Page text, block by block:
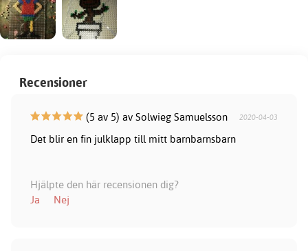
Recensioner
(5 av 5) av Solwieg Samuelsson 2020-04-03
Det blir en fin julklapp till mitt barnbarnsbarn
Hjälpte den här recensionen dig?
Ja
Nej